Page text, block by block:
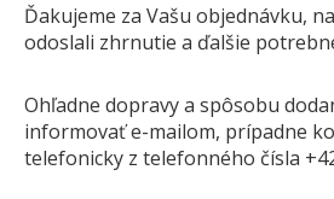
Ohrúhliaky, kamienky, granulát
Výrobky z kameňa
Kamenné bloky
Creative Floor
Ďakujeme za Vašu objednávku,
odoslali zhrnutie a ďalšie
Ohľadne dopravy a spôsobu
informovať e-mailom, prípadne
telefonicky z telefonného čísla